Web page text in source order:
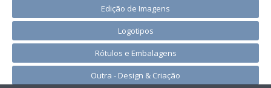
Edição de Imagens
Logotipos
Rótulos e Embalagens
Outra - Design & Criação